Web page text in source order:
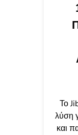
Το
λύση
και